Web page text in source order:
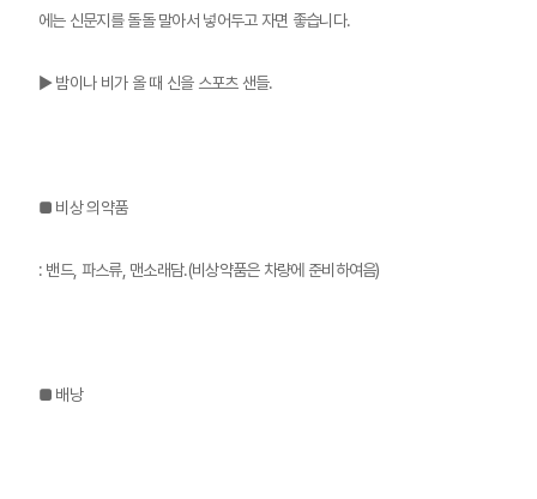
에는 신문지를 돌돌 말아서 넣어두고 자면 좋습니다.
▶ 밤이나 비가 올 때 신을 스포츠 샌들.
■ 비상 의약품
: 밴드, 파스류, 맨소래담.(비상약품은 차량에 준비하여음)
■ 배낭